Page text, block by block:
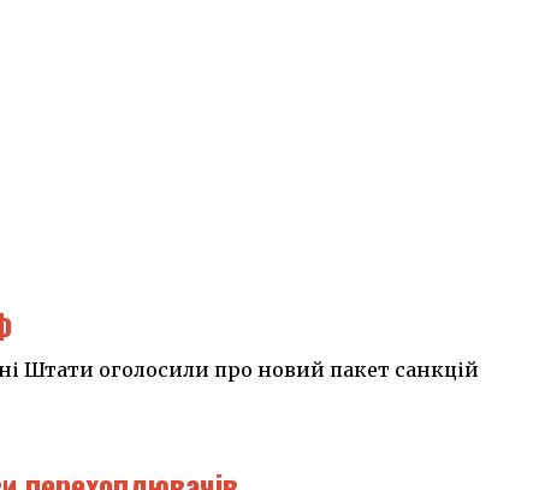
Штати оголосили про новий пакет санкцій